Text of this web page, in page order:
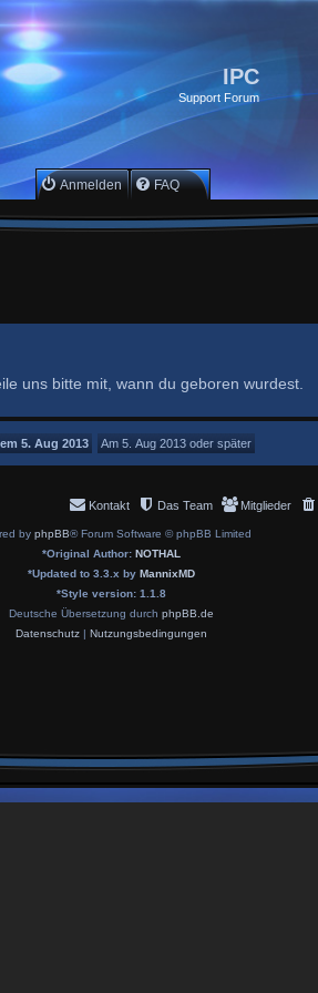
IPC
Support Forum
Anmelden FAQ
uns bitte mit, wann du geboren wurdest.
Mitglieder
Das Team
Kontakt
by phpBB® Forum Software © phpBB Limited
*Original Author: NOTHAL
*Updated to 3.3.x by MannixMD
*Style version: 1.1.8
Deutsche Übersetzung durch phpBB.de
Datenschutz| Nutzungsbedingungen